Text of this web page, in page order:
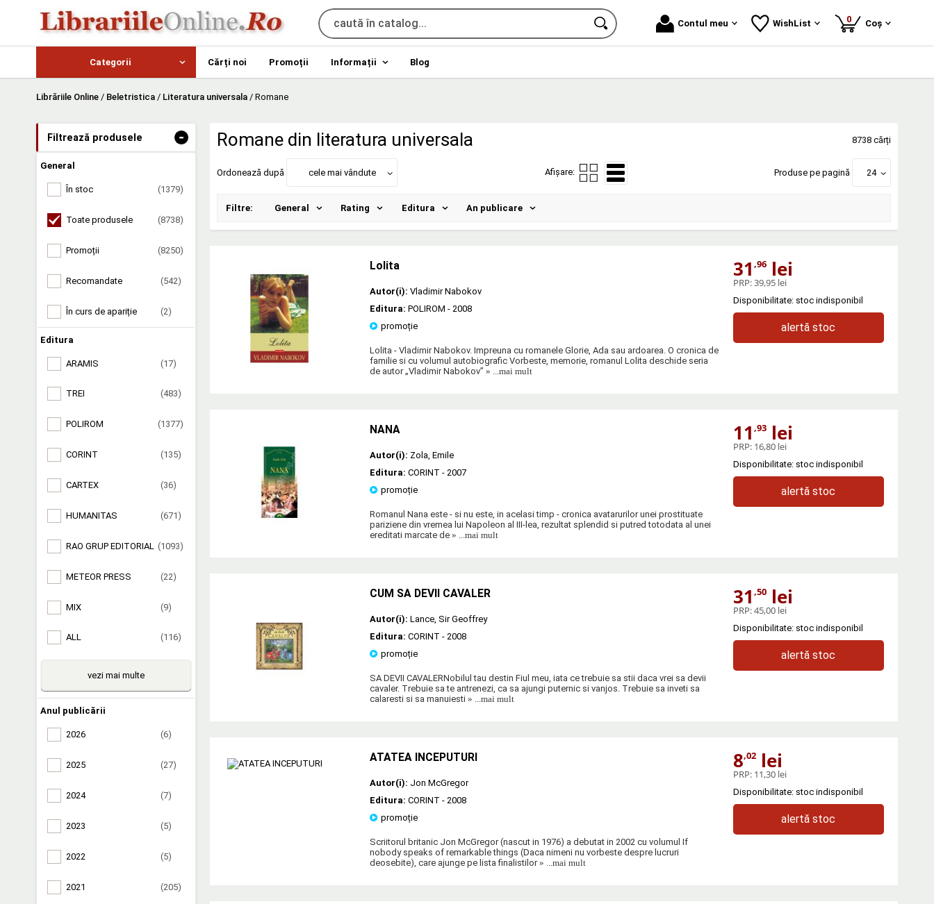
Contul meu WishList 0produse
Coș
Categorii Cărți noi Promoții Informații Blog
Librăriile Online / Beletristica / Literatura universala / Romane
Filtrează produsele -
General
În stoc (1379)
Toate produsele (8738)
Promoții (8250)
Recomandate (542)
În curs de apariție (2)
Editura
ARAMIS (17)
TREI (483)
POLIROM (1377)
CORINT (135)
CARTEX (36)
HUMANITAS (671)
RAO GRUP EDITORIAL (1093)
METEOR PRESS (22)
MIX (9)
ALL (116)
vezi mai multe
Anul publicării
2026 (6)
2025 (27)
2024 (7)
2023 (5)
2022 (5)
2021 (205)
Romane din literatura universala 8738 cărți
Ordonează după cele mai vândute Afișare: Produse pe pagină 24
Filtre: General Rating Editura An publicare
Lolita
Autor(i): Vladimir Nabokov
Editura: POLIROM - 2008
promoție
Lolita - Vladimir Nabokov. Impreuna cu romanele Glorie, Ada sau ardoarea. O cronica de
familie si cu volumul autobiografic Vorbeste, memorie, romanul Lolita deschide seria
de autor „Vladimir Nabokov” » ...mai mult
31 ,96lei
PRP:39,95 lei
Disponibilitate: stoc indisponibil
alertă stoc
NANA
Autor(i): Zola Emile
Editura: CORINT - 2007
promoție
Romanul Nana este - si nu este, in acelasi timp - cronica ava­tarurilor unei prostituate
pariziene din vremea lui Napoleon al III-lea, rezultat splendid si putred totodata al unei
ereditati marcate de » ...mai mult
11 ,93lei
PRP: 16,80 lei
Disponibilitate: stoc indisponibil
alertă stoc
CUM SA DEVII CAVALER
Autor(i): Lance Sir Geoffrey
Editura: CORINT - 2008
promoție
SA DEVII CAVALERNobilul tau destin Fiul meu, iata ce trebuie sa stii daca vrei sa devii
cavaler. Trebuie sa te antrenezi, ca sa ajungi puternic si vanjos. Trebuie sa inveti sa
calaresti si sa manuiesti » ...mai mult
31 ,50lei
PRP:45,00 lei
Disponibilitate: stoc indisponibil
alertă stoc
ATATEA INCEPUTURI
Autor(i): Jon McGregor
Editura: CORINT - 2008
promoție
Scriitorul britanic Jon McGregor (nascut in 1976) a debutat in 2002 cu volumul If
nobody speaks of remarkable things (Daca nimeni nu vorbeste despre lucruri
deosebite), care ajunge pe lista finalistilor» ...mai mult
8,02lei
PRP: 11,30 lei
Disponibilitate: stoc indisponibil
alertă stoc